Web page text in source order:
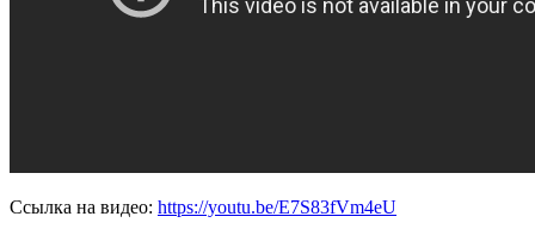
Ссылка на видео: https://youtu.be/E7S83fVm4eU